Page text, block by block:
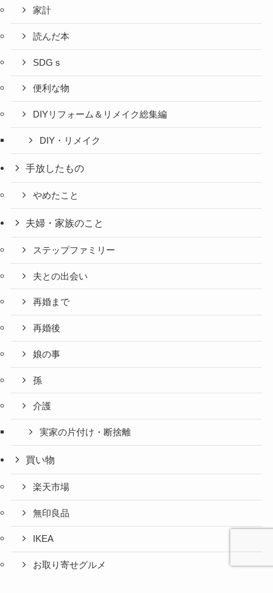
家計
読んだ本
SDGｓ
便利な物
DIYリフォーム＆リメイク総集編
DIY・リメイク
手放したもの
やめたこと
夫婦・家族のこと
ステップファミリー
夫との出会い
再婚まで
再婚後
娘の事
孫
介護
実家の片付け・断捨離
買い物
楽天市場
無印良品
IKEA
お取り寄せグルメ